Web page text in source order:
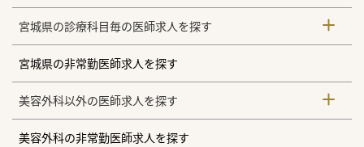
宮城県の診療科目毎の医師求人を探す
宮城県の非常勤医師求人を探す
美容外科以外の医師求人を探す
美容外科の非常勤医師求人を探す